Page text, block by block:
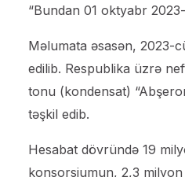
“Bundan 01 oktyabr
Məlumata əsasən, 2023-
edilib. Respublika üzrə
tonu (kondensat)
təşkil edib.
Hesabat dövründə 19
konsorsiumun, 2,3 milyon